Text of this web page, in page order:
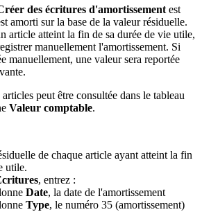
des écritures d'amortissement est
amorti sur la base de la valeur résiduelle.
article atteint la fin de sa durée de vie utile,
manuellement l'amortissement. Si
manuellement, une valeur sera reportée
peut être consultée dans le tableau
Valeur comptable.
de chaque article ayant atteint la fin
utile.
, entrez :
Date, la date de l'amortissement
Type, le numéro 35 (amortissement)